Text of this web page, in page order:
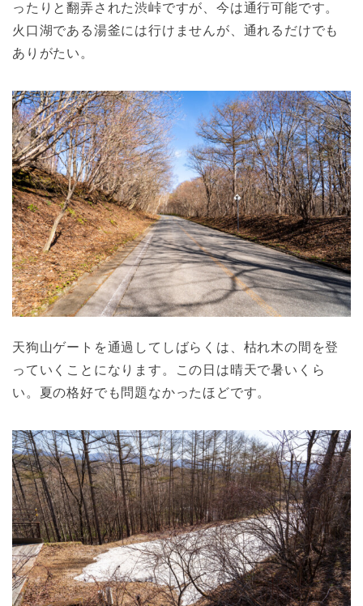
ったりと翻弄された渋峠ですが、今は通行可能です。
火口湖である湯釜には行けませんが、通れるだけでも
ありがたい。
天狗山ゲートを通過してしばらくは、枯れ木の間を登
っていくことになります。この日は晴天で暑いくら
い。夏の格好でも問題なかったほどです。